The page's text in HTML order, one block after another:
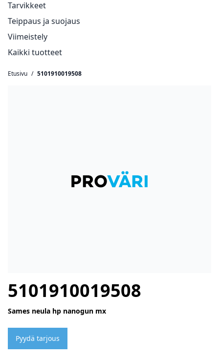
Tarvikkeet
Teippaus ja suojaus
Viimeistely
Kaikki tuotteet
Etusivu / 5101910019508
5101910019508
Sames neula hp nanogun mx
Pyydä tarjous